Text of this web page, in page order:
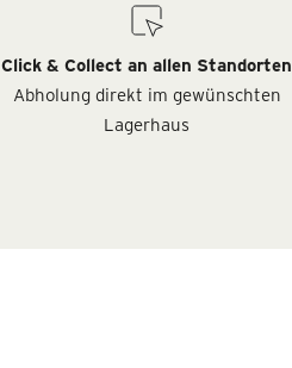
Click & Collect an allen Standorten
Abholung direkt im gewünschten
Lagerhaus